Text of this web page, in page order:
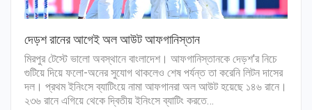
দেড়শ রানের আগেই অল আউট আফগানিস্তান
মিরপুর টেস্টে ভালো অবস্থানে বাংলাদেশ। আফগানিস্তানকে দেড়শ'র নিচে
গুটিয়ে দিয়ে ফলো-অনের সুযোগ থাকলেও শেষ পর্যন্ত তা করেনি লিটন দাসের
দল। প্রথম ইনিংসে ব্যাটিংয়ে নামা আফগানরা অল আউট হয়েছে ১৪৬ রানে।
২৩৬ রানে এগিয়ে থেকে দ্বিতীয় ইনিংসে ব্যাটিং করতে…